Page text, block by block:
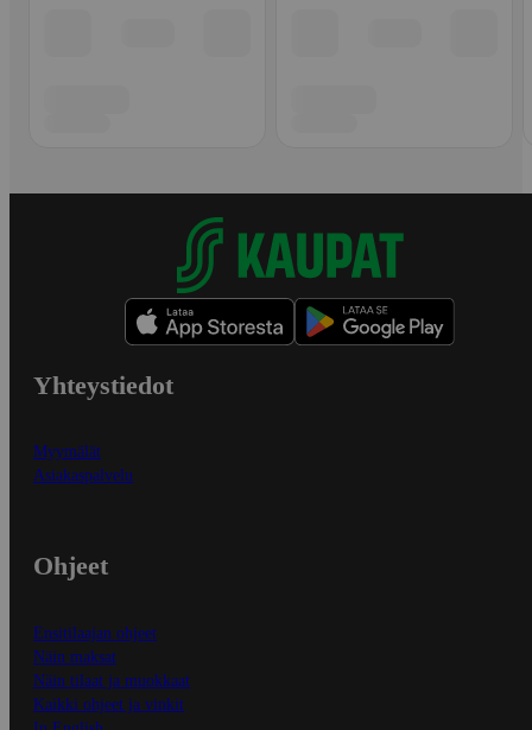
Yhteystiedot
Myymälät
Asiakaspalvelu
Ohjeet
Ensitilaajan ohjeet
Näin maksat
Näin tilaat ja muokkaat
Kaikki ohjeet ja vinkit